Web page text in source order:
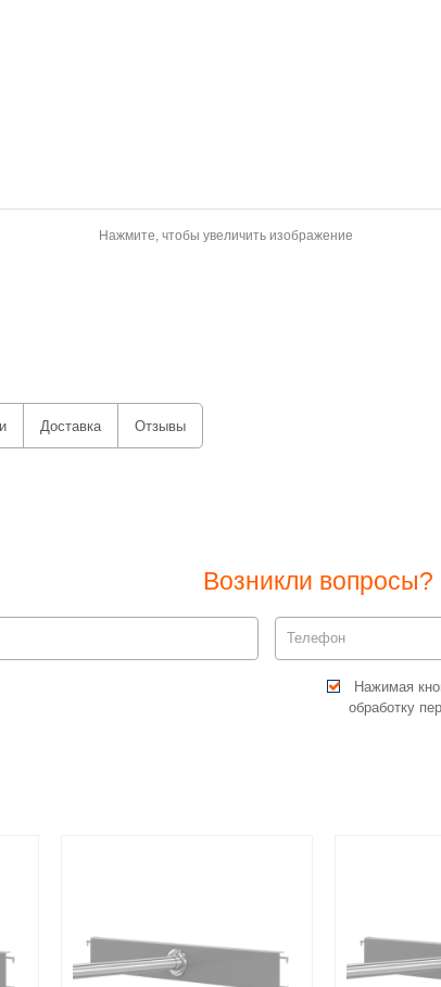
Нажмите, чтобы увеличить изображение
Доставка Отзывы
Возникли
Нажимая
обработку